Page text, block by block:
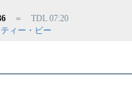
＝ TDL 07:20
ィー・ビー